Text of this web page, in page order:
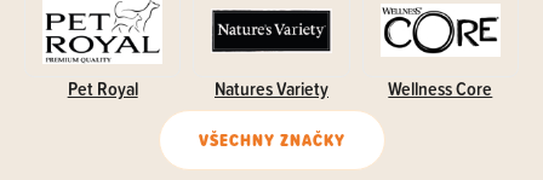
Pet Royal Natures Variety Wellness Core
VŠECHNY ZNAČKY